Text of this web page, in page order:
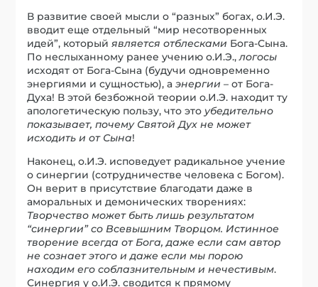
В развитие своей мысли о “разных” богах, о.И.Э.
вводит еще отдельный “мир несотворенных
идей”, которыйявляется отблесками Бога-Сына.
По неслыханному ранее учению о.И.Э.,логосы
исходят от Бога-Сына (будучи одновременно
энергиями и сущностью), аэнергии – от Бога-
Духа! В этой безбожной теории о.И.Э. находит ту
апологетическую пользу, что это убедительно
показывает, почему Святой Дух не может
исходить и от Сына!
Наконец, о.И.Э. исповедует радикальное учение
о синергии (сотрудничестве человека с Богом).
Он верит в присутствие благодати даже в
аморальных и демонических творениях:
Творчество может быть лишь результатом
“синергии” со Всевышним Творцом. Истинное
творение всегда от Бога, даже если сам автор
не сознает этого и даже если мы порою
находим его соблазнительным и нечестивым.
Синергия у о.И.Э. сводится к прямому